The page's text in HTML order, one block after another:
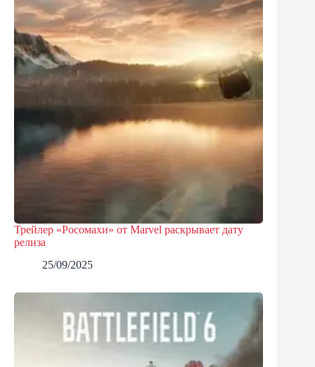
Трейлер «Росомахи» от Marvel раскрывает дату
релиза
25/09/2025